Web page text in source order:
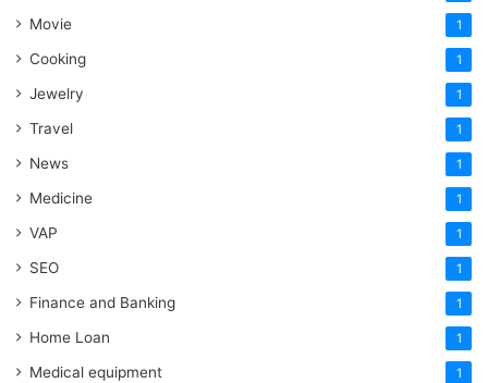
Movie 1
Cooking 1
Jewelry 1
Travel 1
News 1
Medicine 1
VAP 1
SEO 1
Finance and Banking 1
Home Loan 1
Medical equipment 1